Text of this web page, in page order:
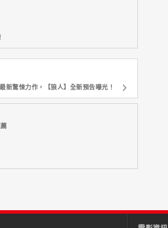
新驚悚力作，【狼人】全新預告曝光！